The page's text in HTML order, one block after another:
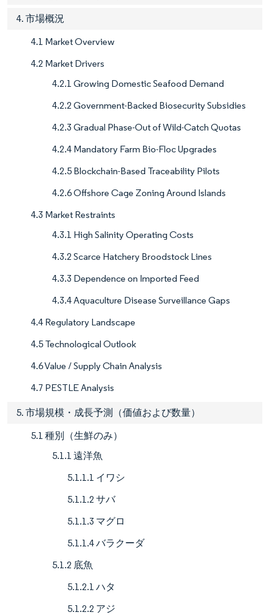
4. 市場概況
4.1 Market Overview
4.2 Market Drivers
4.2.1 Growing Domestic Seafood Demand
4.2.2 Government-Backed Biosecurity Subsidies
4.2.3 Gradual Phase-Out of Wild-Catch Quotas
4.2.4 Mandatory Farm Bio-Floc Upgrades
4.2.5 Blockchain-Based Traceability Pilots
4.2.6 Offshore Cage Zoning Around Islands
4.3 Market Restraints
4.3.1 High Salinity Operating Costs
4.3.2 Scarce Hatchery Broodstock Lines
4.3.3 Dependence on Imported Feed
4.3.4 Aquaculture Disease Surveillance Gaps
4.4 Regulatory Landscape
4.5 Technological Outlook
4.6 Value / Supply Chain Analysis
4.7 PESTLE Analysis
5. 市場規模・成長予測（価値および数量）
5.1 種別（生鮮のみ）
5.1.1 遠洋魚
5.1.1.1 イワシ
5.1.1.2 サバ
5.1.1.3 マグロ
5.1.1.4 バラクーダ
5.1.2 底魚
5.1.2.1 ハタ
5.1.2.2 アジ